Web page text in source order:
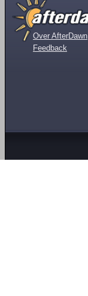
Over AfterDawn
Feedback